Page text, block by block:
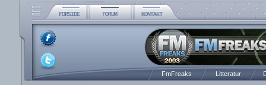
FmFreaks Litteratur